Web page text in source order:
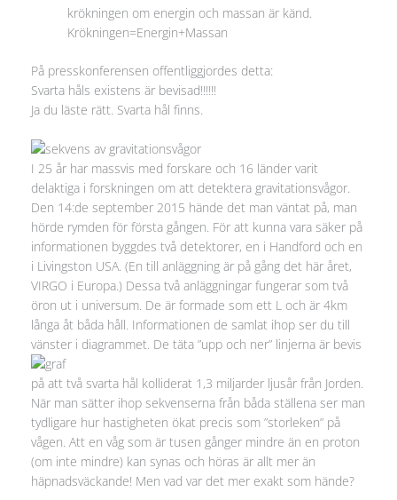
krökningen om energin och massan är känd.
Krökningen=Energin+Massan
På presskonferensen offentliggjordes detta:
Svarta håls existens är bevisad!!!!!!
Ja du läste rätt. Svarta hål finns.
I 25 år har massvis med forskare och 16 länder varit
delaktiga i forskningen om att detektera gravitationsvågor.
Den 14:de september 2015 hände det man väntat på, man
hörde rymden för första gången. För att kunna vara säker på
informationen byggdes två detektorer, en i Handford och en
i Livingston USA. (En till anläggning är på gång det här året,
VIRGO i Europa.) Dessa två anläggningar fungerar som två
öron ut i universum. De är formade som ett L och är 4km
långa åt båda håll. Informationen de samlat ihop ser du till
vänster i diagrammet. De täta ”upp och ner” linjerna är bevis
på att två svarta hål kolliderat 1,3 miljarder ljusår från Jorden.
När man sätter ihop sekvenserna från båda ställena ser man
tydligare hur hastigheten ökat precis som ”storleken” på
vågen. Att en våg som är tusen gånger mindre än en proton
(om inte mindre) kan synas och höras är allt mer än
häpnadsväckande! Men vad var det mer exakt som hände?